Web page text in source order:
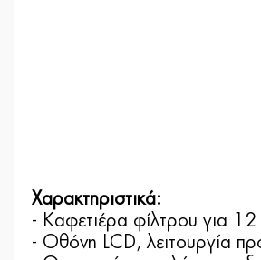
Χαρακτηριστικά:
- Καφετιέρα φίλτρου για
- Οθόνη LCD, λειτουργία